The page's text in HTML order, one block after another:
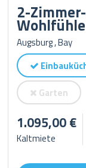
2-
Augsburg , Bay
Garten
1.095,00 €
Kaltmiete